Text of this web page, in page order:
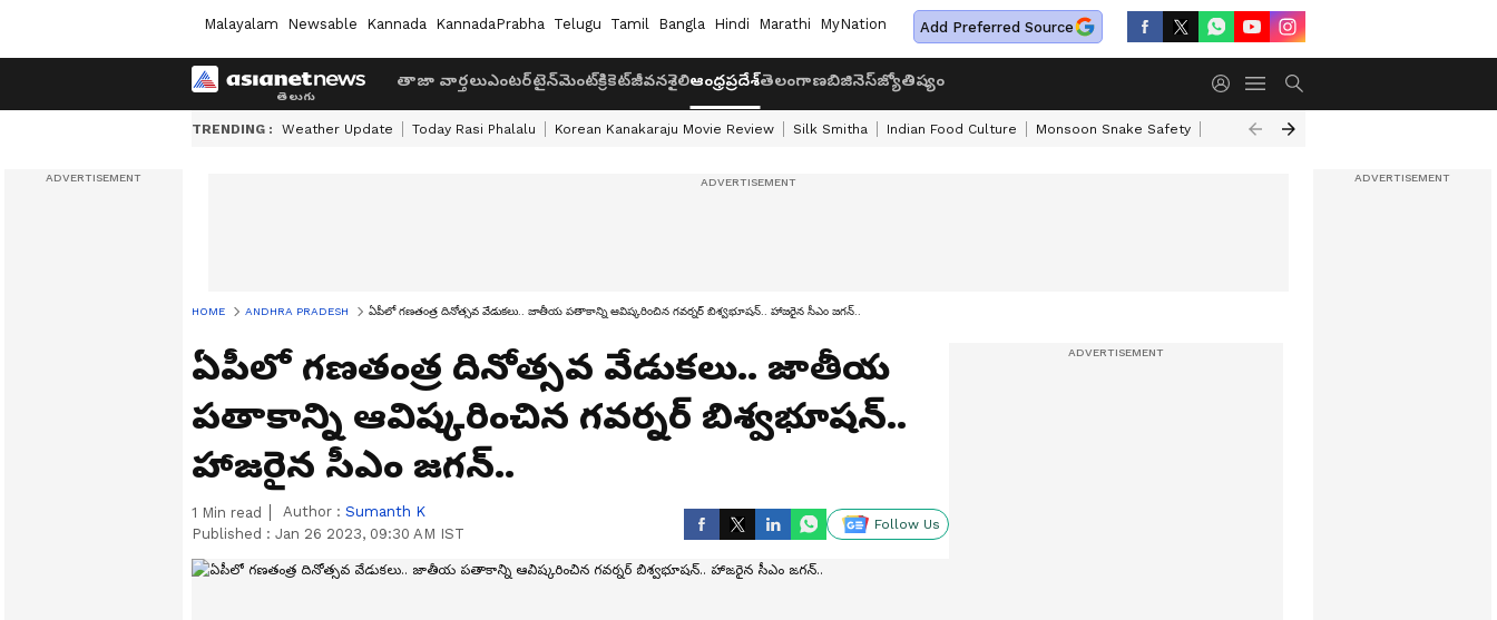
Malayalam Newsable Kannada KannadaPrabha Telugu Tamil Bangla Hindi Marathi MyNation Add Preferred Source
తాజా వార్తలుఎంటర్‌టైన్‌మెంట్క్రికెట్జీవనశైలిఆంధ్రప్రదేశ్తెలంగాణబిజినెస్జ్యోతిష్యం
TRENDING : Weather Update Today Rasi Phalalu Korean Kanakaraju Movie Review Silk Smitha Indian Food Culture Monsoon Snake Safety Akkineni Nageswara Rao
HOME ANDHRA PRADESH ఏపీలో గణతంత్ర దినోత్సవ వేడుకలు.. జాతీయ పతాకాన్ని ఆవిష్కరించిన గవర్నర్ బిశ్వభూషన్.. హాజరైన సీఎం జగన్..
ఏపీలో గణతంత్ర దినోత్సవ వేడుకలు.. జాతీయ
పతాకాన్ని ఆవిష్కరించిన గవర్నర్ బిశ్వభూషన్..
హాజరైన సీఎం జగన్..
1 Min read Author : Sumanth K
Published : Jan 26 2023, 09:30 AM IST
Follow Us